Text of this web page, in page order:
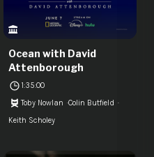
Ocean with David
Attenborough
1:35:00
Toby Nowlan
Colin Butfield
Keith Scholey